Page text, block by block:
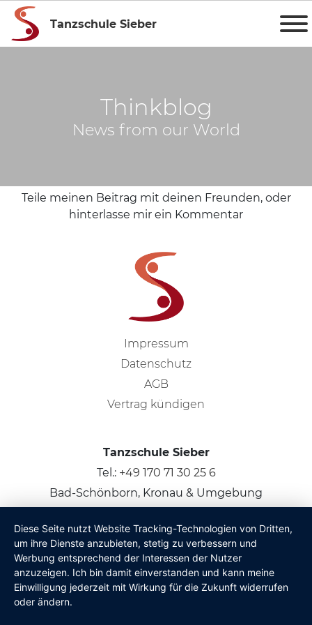
Tanzschule Sieber
Thinkblog
News from our World
Teile meinen Beitrag mit deinen Freunden, oder
hinterlasse mir ein Kommentar
Diese Seite nutzt Website Tracking-Technologien von Dritten,
um ihre Dienste anzubieten, stetig zu verbessern und
Werbung entsprechend der Interessen der Nutzer
anzuzeigen. Ich bin damit einverstanden und kann meine
Einwilligung jederzeit mit Wirkung für die Zukunft widerrufen
oder ändern.
Impressum
Datenschutz
AGB
Vertrag kündigen
Tanzschule Sieber
Tel.: +49 170 71 30 25 6
Bad-Schönborn, Kronau & Umgebung
© 2026 Claus Sieber